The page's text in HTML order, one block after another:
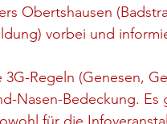
Obertshausen
vorbei und
3G-Regeln (Genesen,
Nasen-Bedeckung.